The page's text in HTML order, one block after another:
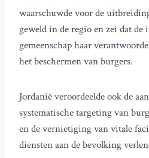
waarschuwde voor de
geweld in de regio en zei dat de
gemeenschap haar
het beschermen van burgers.
Jordanië veroordeelde ook de
systematische targeting van
en de vernietiging van vitale
diensten aan de bevolking